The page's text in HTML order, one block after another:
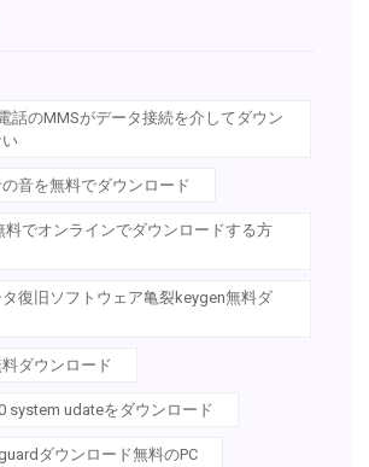
話のMMSがデータ接続を介してダウン
音を無料でダウンロード
でオンラインでダウンロードする方
復旧ソフトウェア亀裂keygen無料ダ
ダウンロード
system udateをダウンロード
ダウンロード無料のPC